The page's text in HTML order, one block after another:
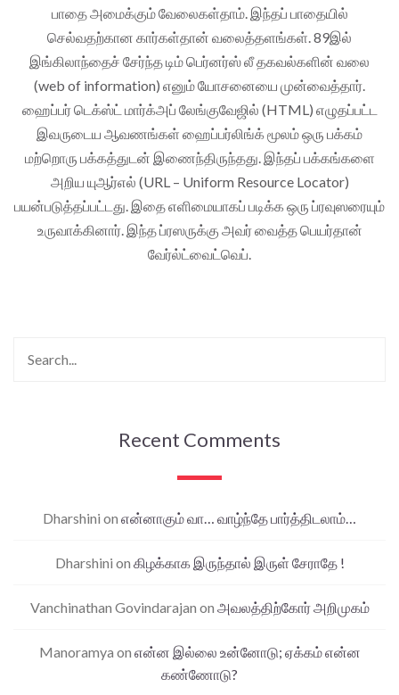
பாதை அமைக்கும் வேலைகள்தாம். இந்தப் பாதையில்
செல்வதற்கான கார்கள்தான் வலைத்தளங்கள். 89இல்
இங்கிலாந்தைச் சேர்ந்த டிம் பெர்னர்ஸ் லீ தகவல்களின் வலை
(web of information) எனும் யோசனையை முன்வைத்தார்.
ஹைப்பர் டெக்ஸ்ட் மார்க்அப் லேங்குவேஜில் (HTML) எழுதப்பட்ட
இவருடைய ஆவணங்கள் ஹைப்பர்லிங்க் மூலம் ஒரு பக்கம்
மற்றொரு பக்கத்துடன் இணைந்திருந்தது. இந்தப் பக்கங்களை
அறிய யுஆர்எல் (URL – Uniform Resource Locator)
பயன்படுத்தப்பட்டது. இதை எளிமையாகப் படிக்க ஒரு ப்ரவுஸரையும்
உருவாக்கினார். இந்த ப்ரஸருக்கு அவர் வைத்த பெயர்தான்
வேர்ல்ட்வைட்வெப்.
Recent Comments
Dharshini on என்னாகும் வா… வாழ்ந்தே பார்த்திடலாம்…
Dharshini on கிழக்காக இருந்தால் இருள் சேராதே !
Vanchinathan Govindarajan on அவலத்திற்கோர் அறிமுகம்
Manoramya on என்ன இல்லை உன்னோடு; ஏக்கம் என்ன
கண்ணோடு?